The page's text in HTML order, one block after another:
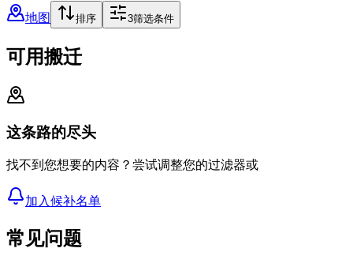
地图
排序 3筛选条件
可用搬迁
这条路的尽头
找不到您想要的内容？尝试调整您的过滤器或
加入候补名单
常见问题